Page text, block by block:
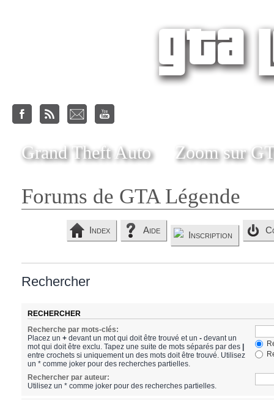
Grand Theft Auto Zoom sur
Forums de GTA Légende
Index Aide Inscription
Rechercher
RECHERCHER
Recherche par mots-clés:
Placez un +devant un mot qui doit être trouvé et un -devant un
mot qui doit être exclu. Tapez une suite de mots séparés par des
entre crochets si uniquement un des mots doit être trouvé. Utilisez
un * comme joker pour des recherches partielles.
Rechercher par auteur:
Utilisez un * comme joker pour des recherches partielles.